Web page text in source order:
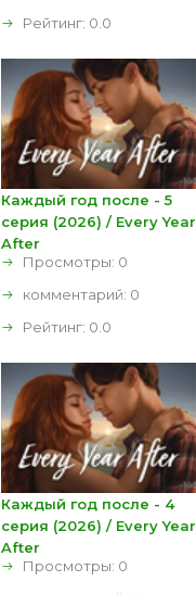
Рейтинг: 0.0
Каждый год после - 5
серия (2026) / Every Year
After
Просмотры: 0
комментарий: 0
Рейтинг: 0.0
Каждый год после - 4
серия (2026) / Every Year
After
Просмотры: 0